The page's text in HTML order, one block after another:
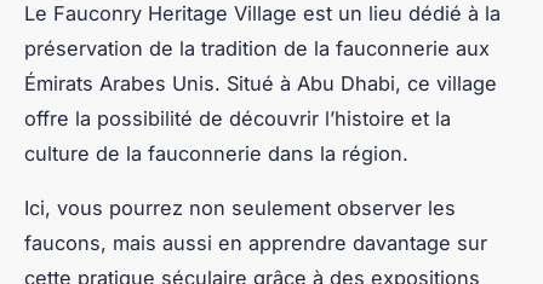
Le Fauconry Heritage Village est un lieu dédié à la
préservation de la tradition de la fauconnerie aux
Émirats Arabes Unis. Situé à Abu Dhabi, ce village
offre la possibilité de découvrir l’histoire et la
culture de la fauconnerie dans la région.
Ici, vous pourrez non seulement observer les
faucons, mais aussi en apprendre davantage sur
cette pratique séculaire grâce à des expositions